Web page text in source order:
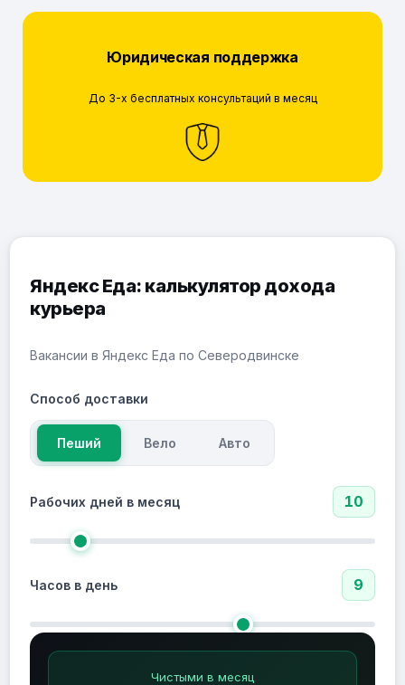
Юридическая поддержка
До 3-х бесплатных консультаций в месяц
Яндекс Еда: калькулятор дохода
курьера
Вакансии в Яндекс Еда по Северодвинске
Способ доставки
Пеший Вело Авто
Рабочих дней в месяц 10
Часов в день 9
Чистыми в месяц